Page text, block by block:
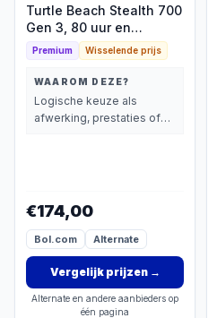
Turtle Beach Stealth 700
Gen 3, 80 uur en
Bluetooth
Premium Wisselende prijs
WAAROM DEZE?
Logische keuze als
afwerking, prestaties of
€174,00
Bol.com Alternate
Vergelijk prijzen→
Alternate en andere aanbieders op
één pagina